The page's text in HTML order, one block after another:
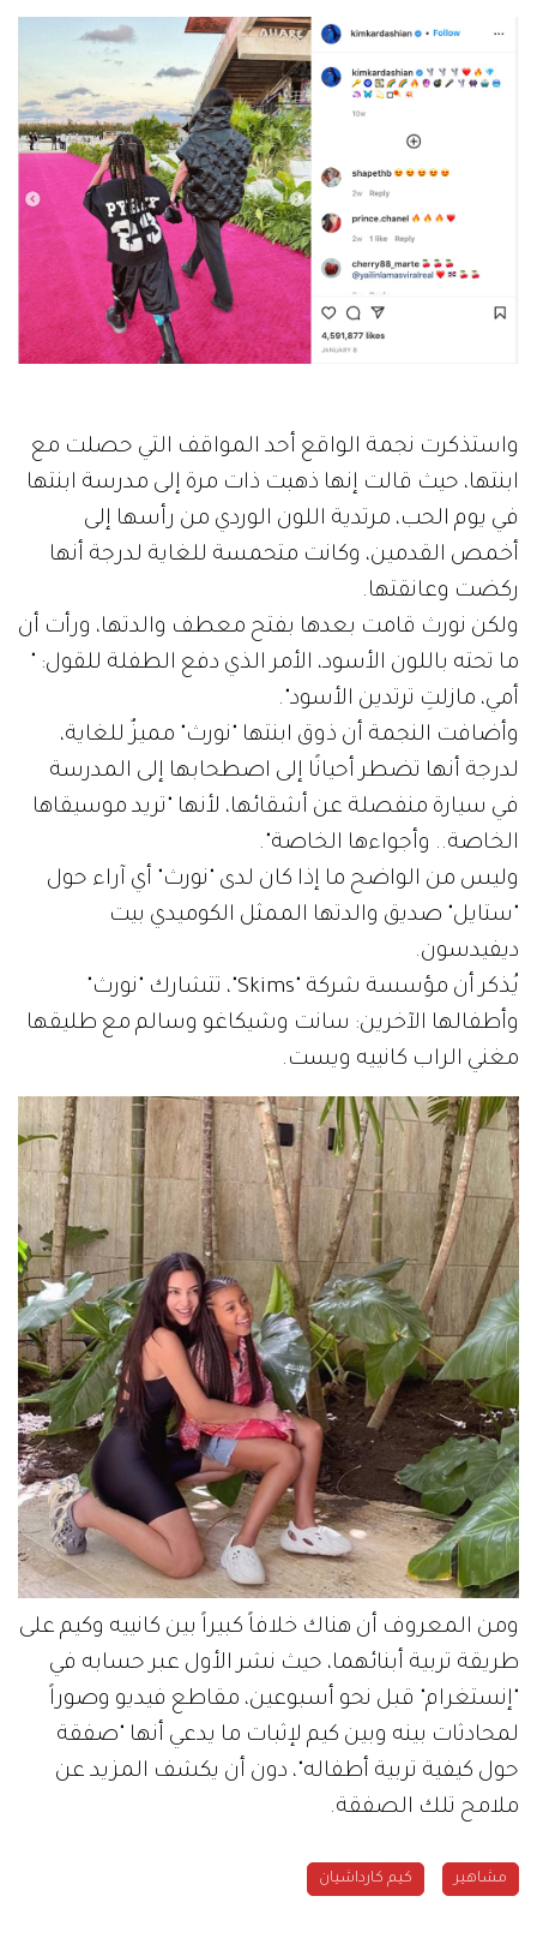
واستذكرت نجمة الواقع أحد المواقف التي حصلت مع
ابنتها، حيث قالت إنها ذهبت ذات مرة إلى مدرسة ابنتها
في يوم الحب، مرتدية اللون الوردي من رأسها إلى
أخمص القدمين، وكانت متحمسة للغاية لدرجة أنها
ركضت وعانقتها.
ولكن نورث قامت بعدها بفتح معطف والدتها، ورأت أن
ما تحته باللون الأسود، الأمر الذي دفع الطفلة للقول: "
أمي، مازلتِ ترتدين الأسود".
وأضافت النجمة أن ذوق ابنتها "نورث" مميزٌ للغاية،
لدرجة أنها تضطر أحيانًا إلى اصطحابها إلى المدرسة
في سيارة منفصلة عن أشقائها، لأنها "تريد موسيقاها
الخاصة.. وأجواءها الخاصة".
وليس من الواضح ما إذا كان لدى "نورث" أي آراء حول
"ستايل" صديق والدتها الممثل الكوميدي بيت
ديفيدسون.
يُذكر أن مؤسسة شركة "Skims"، تتشارك "نورث"
وأطفالها الآخرين: سانت وشيكاغو وسالم مع طليقها
مغني الراب كانييه ويست.
ومن المعروف أن هناك خلافاً كبيراً بين كانييه وكيم على
طريقة تربية أبنائهما، حيث نشر الأول عبر حسابه في
"إنستغرام" قبل نحو أسبوعين، مقاطع فيديو وصوراً
لمحادثات بينه وبين كيم لإثبات ما يدعي أنها "صفقة
حول كيفية تربية أطفاله"، دون أن يكشف المزيد عن
ملامح تلك الصفقة.
مشاهير كيم كارداشيان